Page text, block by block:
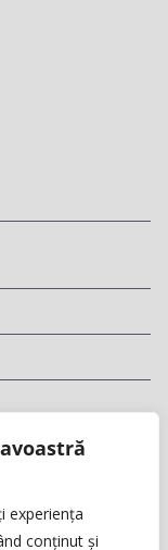
experiența
conținut și